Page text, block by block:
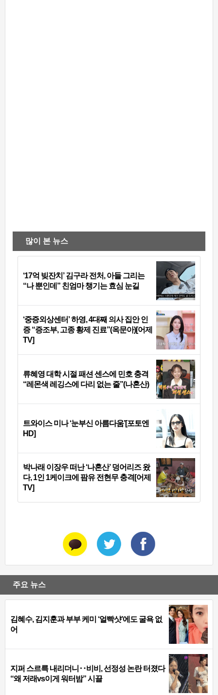
많이 본 뉴스
‘17억 빚잔치’ 김구라 전처, 아들 그리는
“나 뿐인데” 친엄마 챙기는 효심 눈길
‘중증외상센터’ 하영, 4대째 의사 집안 인
증 “증조부, 고종 황제 진료”(옥문아)[어제
TV]
류혜영 대학 시절 패션 센스에 민호 충격
“레몬색 레깅스에 다리 없는 줄”(나혼산)
트와이스 미나 ‘눈부신 아름다움’[포토엔
HD]
박나래 이장우 떠난 ‘나혼산’ 덩어리즈 왔
다, 1인 1케이크에 팜유 전현무 충격[어제
TV]
주요 뉴스
김혜수, 김지훈과 부부 케미 ‘얼빡샷’에도 굴욕 없
어
지퍼 스르륵 내리더니‥비비, 선정성 논란 터졌다
“왜 저래vs이게 워터밤” 시끌